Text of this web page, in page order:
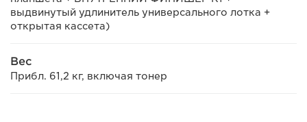
выдвинутый удлинитель универсального лотка +
открытая кассета)
Вес
Прибл. 61,2 кг, включая тонер